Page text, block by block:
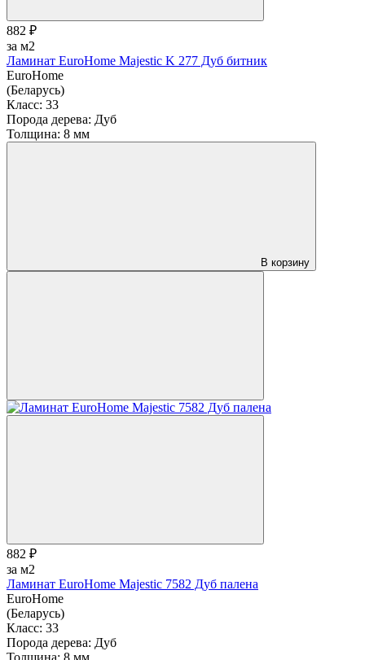
882 ₽
за м2
Ламинат EuroHome Majestic K 277 Дуб битник
EuroHome
(Беларусь)
Класс: 33
Порода дерева: Дуб
Толщина: 8 мм
В корзину
882 ₽
за м2
Ламинат EuroHome Majestic 7582 Дуб палена
EuroHome
(Беларусь)
Класс: 33
Порода дерева: Дуб